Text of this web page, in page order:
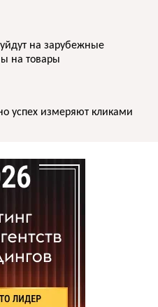
уйдут на зарубежные
на товары
успех измеряют кликами